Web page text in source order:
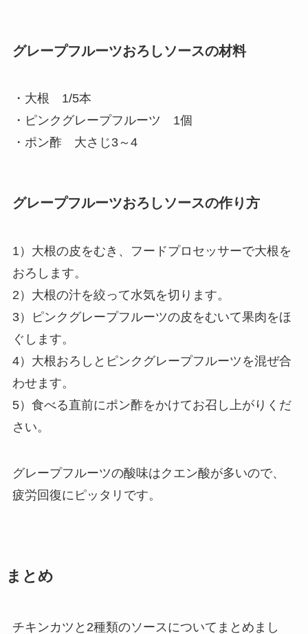
グレープフルーツおろしソースの材料
・大根 1/5本
・ピンクグレープフルーツ 1個
・ポン酢 大さじ3～4
グレープフルーツおろしソースの作り方
1）大根の皮をむき、フードプロセッサーで大根を
おろします。
2）大根の汁を絞って水気を切ります。
3）ピンクグレープフルーツの皮をむいて果肉をほ
ぐします。
4）大根おろしとピンクグレープフルーツを混ぜ合
わせます。
5）食べる直前にポン酢をかけてお召し上がりくだ
さい。
グレープフルーツの酸味はクエン酸が多いので、
疲労回復にピッタリです。
まとめ
チキンカツと2種類のソースについてまとめまし